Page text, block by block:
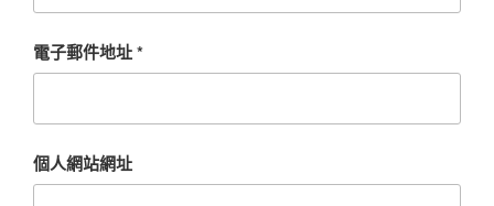
電子郵件地址*
個人網站網址